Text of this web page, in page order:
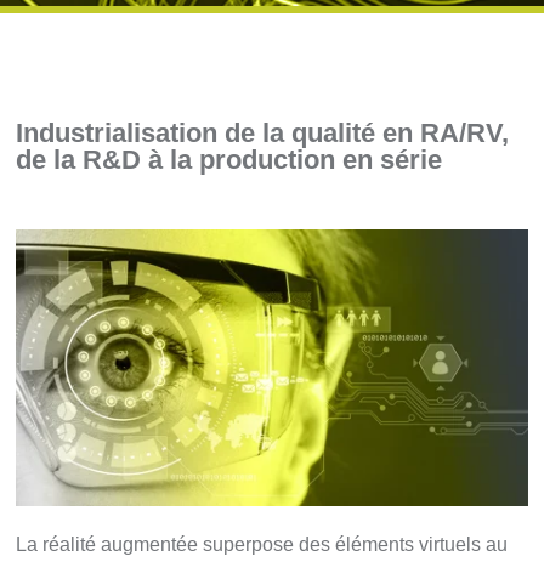
Industrialisation de la qualité en RA/RV,
de la R&D à la production en série
La réalité augmentée superpose des éléments virtuels au